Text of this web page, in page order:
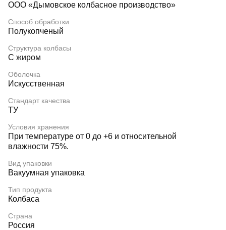
ООО «Дымовское колбасное производство»
Способ обработки
Полукопченый
Структура колбасы
С жиром
Оболочка
Искусственная
Стандарт качества
ТУ
Условия хранения
При температуре от 0 до +6 и относительной
влажности 75%.
Вид упаковки
Вакуумная упаковка
Тип продукта
Колбаса
Страна
Россия